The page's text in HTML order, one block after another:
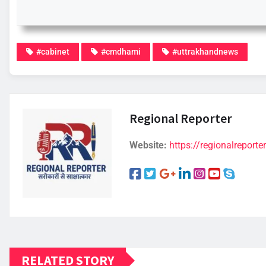
#cabinet #cmdhami #uttrakhandnews
Regional Reporter
Website: https://
RELATED STORY